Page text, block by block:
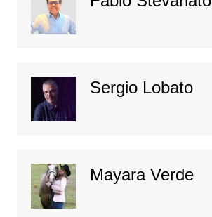
Sergio Lobato
Mayara Verde